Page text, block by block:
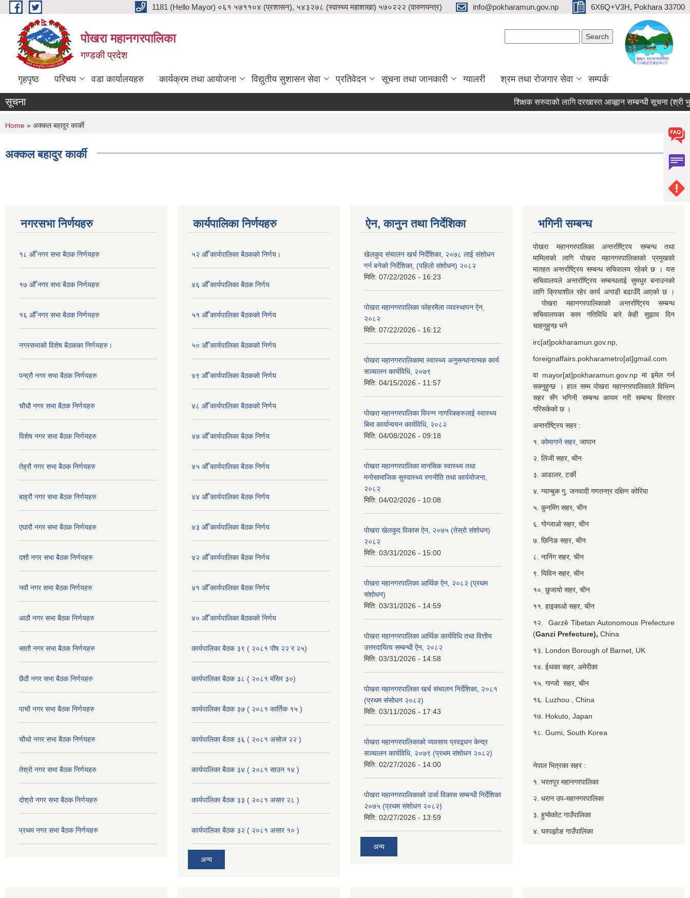
Skip to main content 1181 (Hello Mayor) ०६१ ५७११०४ (प्रशासन), ५४३२७८ (स्वास्थ्य महाशाखा) ५७०२२२ (वारुणयन्त्र) info@pokharamun.gov.np 6X6Q+V3H, Pokhara 33700
पोखरा महानगरपालिका
गण्डकी प्रदेश
गृहपृष्ठ परिचय वडा कार्यालयहरु कार्यक्रम तथा आयोजना विद्युतीय सुशासन सेवा प्रतिवेदन सूचना तथा जानकारी ग्यालरी श्रम तथा रोजगार सेवा सम्पर्क
सूचना शिक्षक सरुवाको लागि दरखास्त आव्ह्वान सम्बन्धी सूचना (श्री
You are here
Home » अक्कल बहादुर कार्की
अक्कल बहादुर कार्की
नगरसभा निर्णयहरु
१८ औँ नगर सभा बैठक निर्णयहरु
१७ औँ नगर सभा बैठक निर्णयहरु
१६ औँ नगर सभा बैठक निर्णयहरु
नगरसभाको विशेष बैठकका निर्णयहरु।
पन्द्रौ नगर सभा बैठक निर्णयहरु
चौधौ नगर सभा बैठक निर्णयहरु
विशेष नगर सभा बैठक निर्णयहरु
तेह्रौ नगर सभा बैठक निर्णयहरु
बाह्रौ नगर सभा बैठक निर्णयहरु
एघारौ नगर सभा बैठक निर्णयहरु
दशौ नगर सभा बैठक निर्णयहरु
नवौ नगर सभा बैठक निर्णयहरु
आठौ नगर सभा बैठक निर्णयहरु
सातौ नगर सभा बैठक निर्णयहरु
छैठौ नगर सभा बैठक निर्णयहरु
पाचौ नगर सभा बैठक निर्णयहरु
चौथो नगर सभा बैठक निर्णयहरु
तेश्रो नगर सभा बैठक निर्णयहरु
दोश्रो नगर सभा बैठक निर्णयहरु
प्रथम नगर सभा बैठक निर्णयहरु
कार्यपालिका निर्णयहरु
५२ औँ कार्यपालिका बैठकको निर्णय।
४६ औँ कार्यपालिका बैठक निर्णय
५१ औँ कार्यपालिका बैठकको निर्णय
५० औँ कार्यपालिका बैठकको निर्णय
४९ औँ कार्यपालिका बैठकको निर्णय
४८ औँ कार्यपालिका बैठकको निर्णय
४७ औँ कार्यपालिका बैठक निर्णय
४५ औँ कार्यपालिका बैठक निर्णय
४४ औँ कार्यपालिका बैठक निर्णय
४३ औँ कार्यपालिका बैठक निर्णय
४२ औँ कार्यपालिका बैठक निर्णय
४१ औँ कार्यपालिका बैठक निर्णय
४० औँ कार्यपालिका बैठकको निर्णय
कार्यपालिका बैठक ३९ ( २०८१ पौष २२ र २५)
कार्यपालिका बैठक ३८ ( २०८१ मंसिर ३०)
कार्यपालिका बैठक ३७ ( २०८१ कार्तिक १५ )
कार्यपालिका बैठक ३६ ( २०८१ असोज २२ )
कार्यपालिका बैठक ३४ ( २०८१ साउन १४ )
कार्यपालिका बैठक ३३ ( २०८१ असार २८ )
कार्यपालिका बैठक ३२ ( २०८१ असार १० )
अन्य
ऐन, कानुन तथा निर्देशिका
खेलकुद संचालन खर्च निर्देशिका, २०७८ लाई संशोधन
गर्न बनेको निर्देशिका, (पहिलो संशोधन) २०८२
मिति: 07/22/2026 - 16:23
पोखरा महानगरपालिका फोहरमैला व्यवस्थापन ऐन,
२०८२
मिति: 07/22/2026 - 16:12
पोखरा महानगरपालिकामा स्वास्थ्य अनुसन्धानात्मक कार्य
सञ्चालन कार्यविधि, २०७९
मिति: 04/15/2026 - 11:57
पोखरा महानगरपालिका विपन्न नागरिकहरुलाई स्वास्थ्य
बिमा कार्यान्वयन कार्यविधि, २०८२
मिति: 04/08/2026 - 09:18
पोखरा महानगरपालिका मानसिक स्वास्थ्य तथा
मनोसामाजिक सुस्वास्थ्य रणनीति तथा कार्ययोजना,
२०८२
मिति: 04/02/2026 - 10:08
पोखरा खेलकुद विकास ऐन, २०७५ (तेस्रो संशोधन)
२०८२
मिति: 03/31/2026 - 15:00
पोखरा महानगरपालिका आर्थिक ऐन, २०८२ (प्रथम
संशोधन)
मिति: 03/31/2026 - 14:59
पोखरा महानगरपालिका आर्थिक कार्यविधि तथा वित्तीय
उत्तरदायित्व सम्बन्धी ऐन, २०८२
मिति: 03/31/2026 - 14:58
पोखरा महानगरपालिका खर्च संचालन निर्देशिका, २०८१
(प्रथम संसोधन २०८२)
मिति: 03/11/2026 - 17:43
पोखरा महानगरपालिकाको व्यवसाय प्रवद्र्धन केन्द्र
सञ्चालन कार्यविधि, २०७९ (प्रथम संशोधन २०८२)
मिति: 02/27/2026 - 14:00
पोखरा महानगरपालिकाको उर्जा विकास सम्बन्धी निर्देशिका
२०७५ (प्रथम संशोधन २०८२)
मिति: 02/27/2026 - 13:59
अन्य
भगिनी सम्बन्ध
पोखरा महानगरपालिका अन्तर्राष्ट्रिय सम्बन्ध तथा
मामिलाको लागि पोखरा महानगरपालिकाको प्रमुखको
मातहत अन्तर्राष्ट्रिय सम्बन्ध सचिवालय रहेको छ । यस
सचिवालयले अन्तर्राष्ट्रिय सम्बन्धलाई सुमधुर बनाउनको
लागि क्रियाशील रहेर कार्य अगाडी बढाउँदै आएको छ ।
पोखरा महानगरपालिकाको अन्तर्राष्ट्रिय सम्बन्ध
सचिवालयका काम गतिविधि बारे केही सुझाव दिन
चाहनुहुन्छ भने
irc[at]pokharamun.gov.np,
foreignaffairs.pokharametro[at]gmail.com
वा mayor[at]pokharamun.gov.np मा इमेल गर्न
सक्नुहुन्छ । हाल सम्म पोखरा महानगरपालिकाले विभिन्न
सहर सँग भगिनी सम्बन्ध कायम गरी सम्बन्ध विस्तार
गरिसकेको छ ।
अन्तर्राष्ट्रिय सहर :
१. कोमागाने सहर, जापान
२. लिंजी सहर, चीन
३. आडालर, टर्की
४. ग्यान्बुक गु, जनवादी गणतन्त्र दक्षिण कोरिया
५. कुनमिंग सहर, चीन
६. गोन्जाओ सहर, चीन
७. छिनिङ सहर, चीन
८. नानिंग सहर, चीन
९. यिविन सहर, चीन
१०. छुजायो सहर, चीन
११. हाइकाओ सहर, चीन
१२. Garzê Tibetan Autonomous Prefecture
(Ganzi Prefecture), China
१३. London Borough of Barnet, UK
१४. ईथका सहर, अमेरीका
१५. गान्जो सहर, चीन
१६. Luzhou , China
१७. Hokuto, Japan
१८. Gumi, South Korea
नेपाल भित्रका सहर :
१. भरतपुर महानगरपालिका
२. धरान उप-महानगरपालिका
३. हुप्सेकोट गाउँपालिका
४. घरपझोङ गाउँपालिका